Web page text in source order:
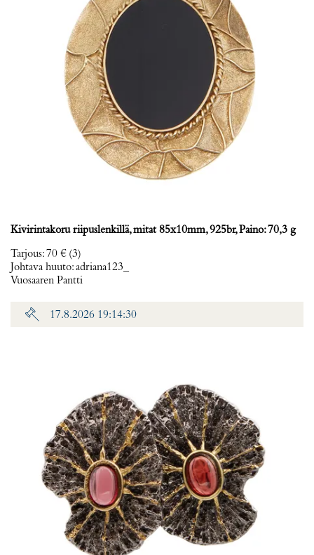
Kivirintakoru riipuslenkillä, mitat 85x10mm, 925br, Paino: 70,3 g
Tarjous:70 € (3)
Johtava huuto:adriana123_
Vuosaaren Pantti
17.8.2026 19:14:30